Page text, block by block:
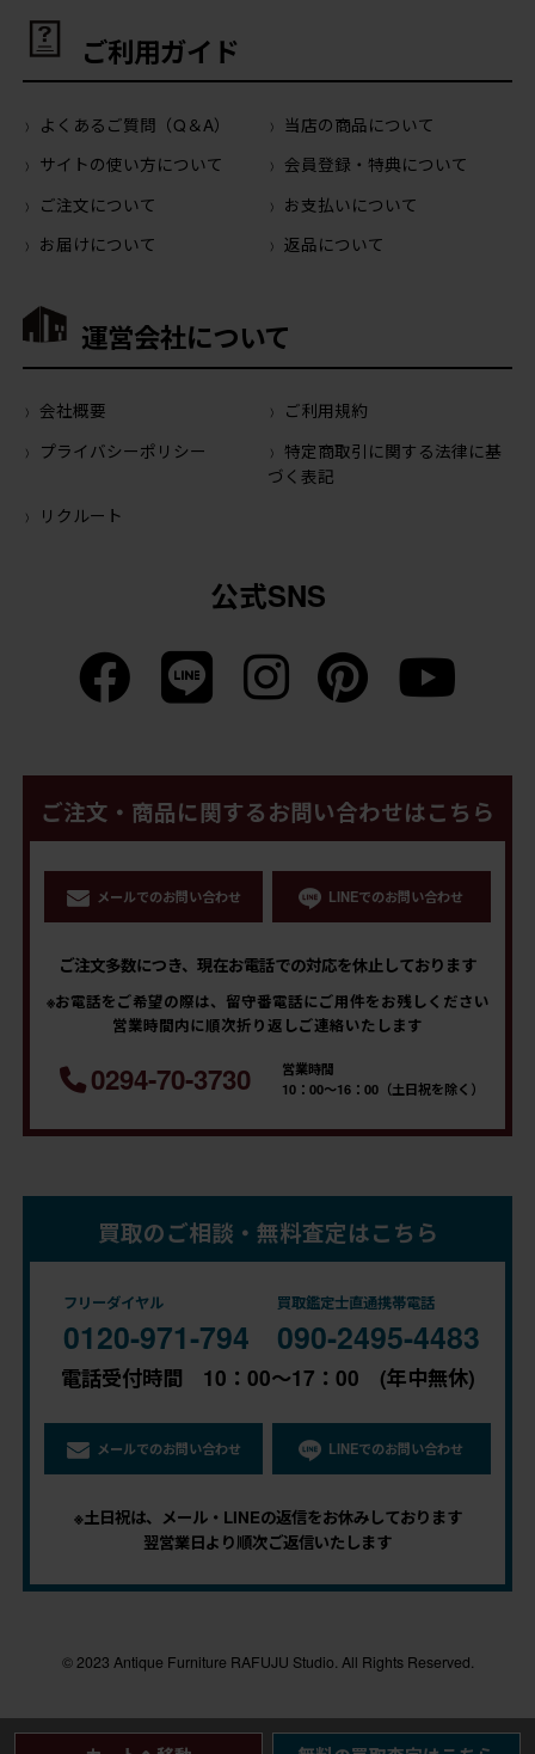
ご利用ガイド
よくあるご質問（Q＆A）
当店の商品について
サイトの使い方について
会員登録・特典について
ご注文について
お支払いについて
お届けについて
返品について
運営会社について
会社概要
ご利用規約
プライバシーポリシー
特定商取引に関する法律に基
づく表記
リクルート
公式SNS
ご注文・商品に関するお問い合わせはこちら
メールでのお問い合わせ LINEでのお問い合わせ
ご注文多数につき、現在お電話での対応を休止しております
※お電話をご希望の際は、留守番電話にご用件をお残しください
営業時間内に順次折り返しご連絡いたします
0294-70-3730
営業時間
10：00～16：00（土日祝を除く）
買取のご相談・無料査定はこちら
フリーダイヤル
0120-971-794
買取鑑定士直通携帯電話
090-2495-4483
電話受付時間 10：00～17：00 (年中無休)
メールでのお問い合わせ LINEでのお問い合わせ
※土日祝は、メール・LINEの返信をお休みしております
翌営業日より順次ご返信いたします
© 2023 Antique Furniture RAFUJU Studio. All Rights Reserved.